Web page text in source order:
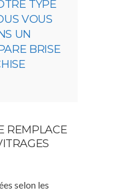
TYPE
VOUS
UN
BRISE
REMPLACE
selon les